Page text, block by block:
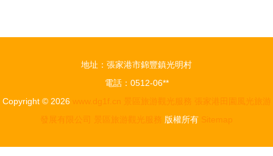
地址：張家港市錦豐鎮光明村
電話：0512-06**
Copyright © 2026 www.dg1f.cn 景區旅游觀光服務
張家港田園風光旅游
發展有限公司
景區旅游觀光服務 版權所有 Sitemap